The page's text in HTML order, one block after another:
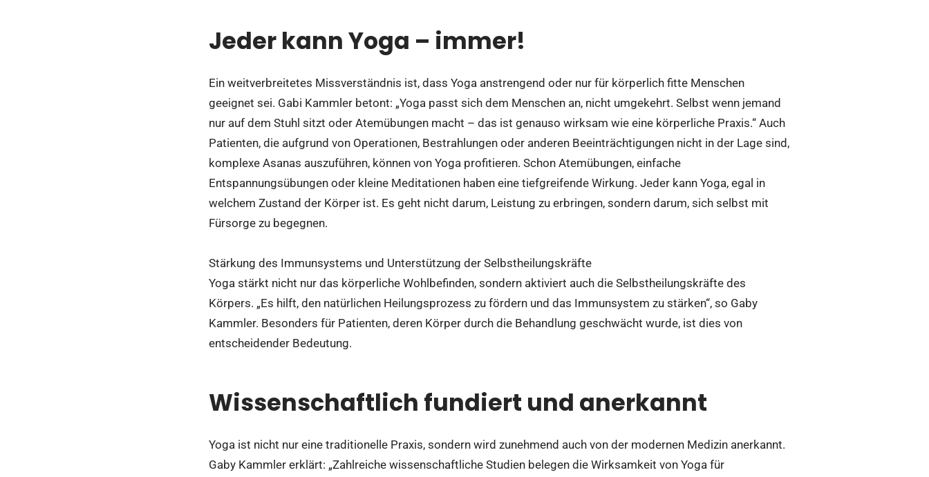
Jeder kann Yoga – immer!
Ein weitverbreitetes Missverständnis ist, dass Yoga anstrengend oder nur für körperlich fitte Menschen
geeignet sei. Gabi Kammler betont: „Yoga passt sich dem Menschen an, nicht umgekehrt. Selbst wenn jemand
nur auf dem Stuhl sitzt oder Atemübungen macht – das ist genauso wirksam wie eine körperliche Praxis.“ Auch
Patienten, die aufgrund von Operationen, Bestrahlungen oder anderen Beeinträchtigungen nicht in der Lage sind,
komplexe Asanas auszuführen, können von Yoga profitieren. Schon Atemübungen, einfache
Entspannungsübungen oder kleine Meditationen haben eine tiefgreifende Wirkung. Jeder kann Yoga, egal in
welchem Zustand der Körper ist. Es geht nicht darum, Leistung zu erbringen, sondern darum, sich selbst mit
Fürsorge zu begegnen.
Stärkung des Immunsystems und Unterstützung der Selbstheilungskräfte
Yoga stärkt nicht nur das körperliche Wohlbefinden, sondern aktiviert auch die Selbstheilungskräfte des
Körpers. „Es hilft, den natürlichen Heilungsprozess zu fördern und das Immunsystem zu stärken“, so Gaby
Kammler. Besonders für Patienten, deren Körper durch die Behandlung geschwächt wurde, ist dies von
entscheidender Bedeutung.
Wissenschaftlich fundiert und anerkannt
Yoga ist nicht nur eine traditionelle Praxis, sondern wird zunehmend auch von der modernen Medizin anerkannt.
Gaby Kammler erklärt: „Zahlreiche wissenschaftliche Studien belegen die Wirksamkeit von Yoga für